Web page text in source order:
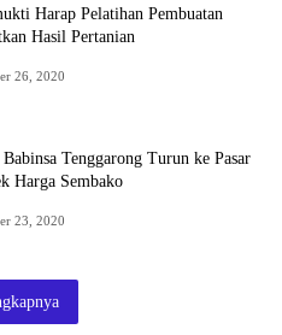
Harap Pelatihan Pembuatan
Hasil Pertanian
26, 2020
Tenggarong Turun ke Pasar
Harga Sembako
23, 2020